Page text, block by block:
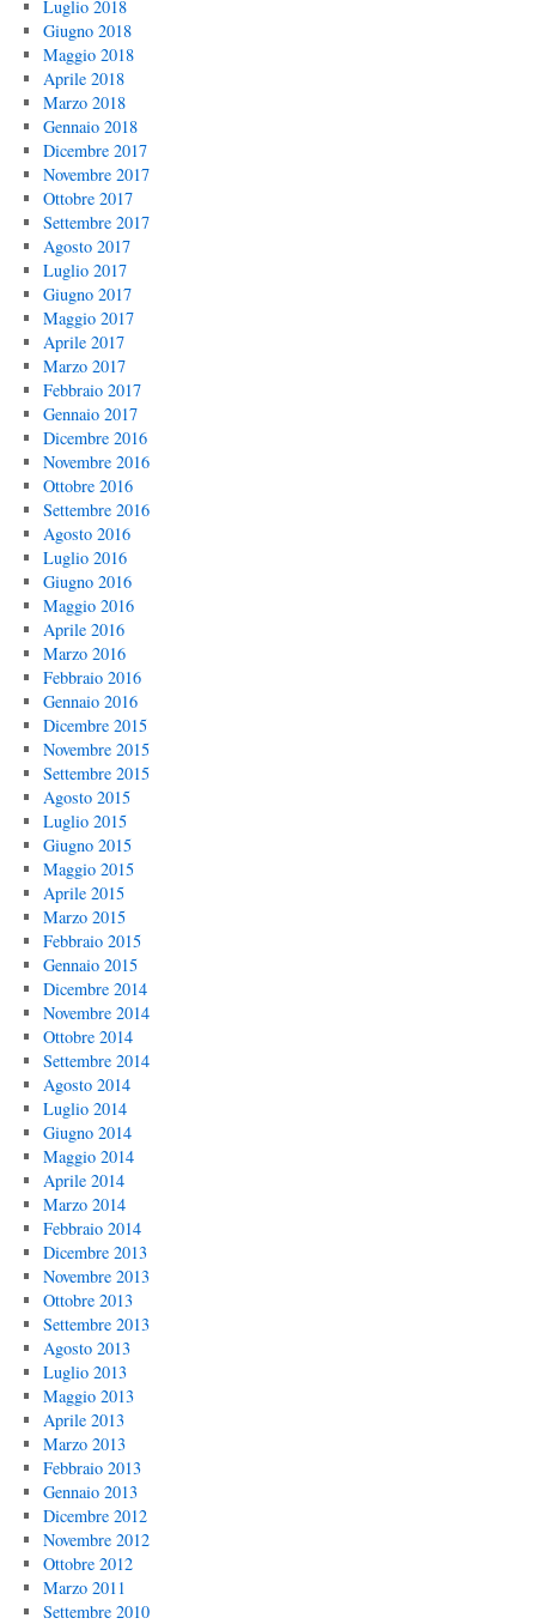
Luglio 2018
Giugno 2018
Maggio 2018
Aprile 2018
Marzo 2018
Gennaio 2018
Dicembre 2017
Novembre 2017
Ottobre 2017
Settembre 2017
Agosto 2017
Luglio 2017
Giugno 2017
Maggio 2017
Aprile 2017
Marzo 2017
Febbraio 2017
Gennaio 2017
Dicembre 2016
Novembre 2016
Ottobre 2016
Settembre 2016
Agosto 2016
Luglio 2016
Giugno 2016
Maggio 2016
Aprile 2016
Marzo 2016
Febbraio 2016
Gennaio 2016
Dicembre 2015
Novembre 2015
Settembre 2015
Agosto 2015
Luglio 2015
Giugno 2015
Maggio 2015
Aprile 2015
Marzo 2015
Febbraio 2015
Gennaio 2015
Dicembre 2014
Novembre 2014
Ottobre 2014
Settembre 2014
Agosto 2014
Luglio 2014
Giugno 2014
Maggio 2014
Aprile 2014
Marzo 2014
Febbraio 2014
Dicembre 2013
Novembre 2013
Ottobre 2013
Settembre 2013
Agosto 2013
Luglio 2013
Maggio 2013
Aprile 2013
Marzo 2013
Febbraio 2013
Gennaio 2013
Dicembre 2012
Novembre 2012
Ottobre 2012
Marzo 2011
Settembre 2010